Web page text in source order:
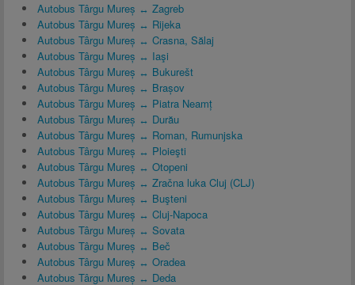
Autobus Târgu Mureș ↔ Zagreb
Autobus Târgu Mureș ↔ Rijeka
Autobus Târgu Mureș ↔ Crasna, Sălaj
Autobus Târgu Mureș ↔ Iaşi
Autobus Târgu Mureș ↔ Bukurešt
Autobus Târgu Mureș ↔ Brașov
Autobus Târgu Mureș ↔ Piatra Neamț
Autobus Târgu Mureș ↔ Durău
Autobus Târgu Mureș ↔ Roman, Rumunjska
Autobus Târgu Mureș ↔ Ploieşti
Autobus Târgu Mureș ↔ Otopeni
Autobus Târgu Mureș ↔ Zračna luka Cluj (CLJ)
Autobus Târgu Mureș ↔ Buşteni
Autobus Târgu Mureș ↔ Cluj-Napoca
Autobus Târgu Mureș ↔ Sovata
Autobus Târgu Mureș ↔ Beč
Autobus Târgu Mureș ↔ Oradea
Autobus Târgu Mureș ↔ Deda